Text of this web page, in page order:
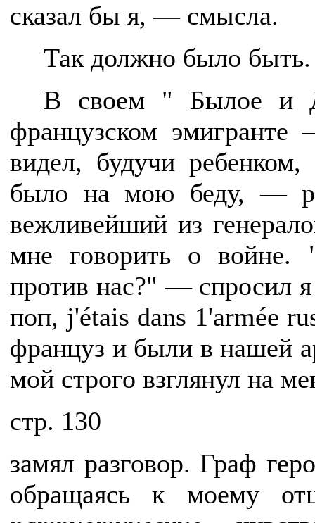
сказал бы я, — смысла.
Так должно было быть.
В своем " Былое и
французском
видел, будучи
было на мою беду, —
вежливейший из
мне говорить о войне.
против нас?" — спросил
поп, j'étais dans 1'armée
француз и были в нашей
мой строго взглянул на
cтр. 130
замял разговор. Граф
обращаясь к моему